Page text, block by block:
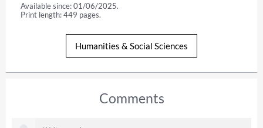
Available since: 01/06/2025.
Print length: 449 pages.
Humanities & Social Sciences
Comments